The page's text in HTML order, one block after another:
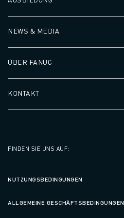
ÜBER FANUC
FANUC IN EUROPA
UNSERE STANDORTE
GESTALTEN SIE IHRE ZUKUNFT MIT
JETZT BEWERBEN » KARRIEREPORTAL
KONTAKT
NEWS & MEDIA
ÜBER FANUC
KONTAKT
FINDEN SIE UNS AUF:
NUTZUNGSBEDINGUNGEN
ALLGEMEINE GESCHÄFTSBEDINGUNGEN